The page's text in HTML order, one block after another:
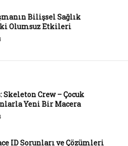
Bilişsel Sağlık
Olumsuz Etkileri
Skeleton Crew – Çocuk
Yeni Bir Macera
ID Sorunları ve Çözümleri